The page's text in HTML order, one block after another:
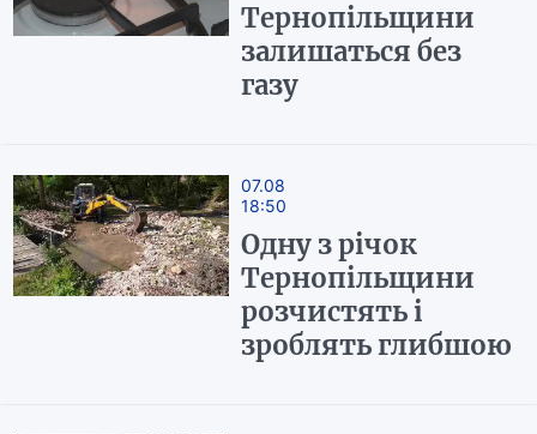
Тернопільщини
залишаться без
газу
07.08
18:50
Одну з річок
Тернопільщини
розчистять і
зроблять глибшою